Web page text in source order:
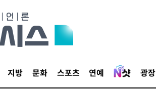
지방 문화 스포츠 연예 광장